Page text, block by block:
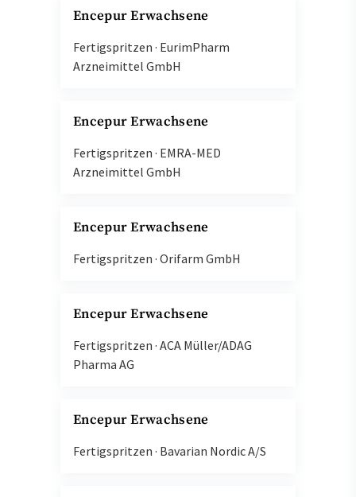
Encepur Erwachsene
Fertigspritzen · EurimPharm
Arzneimittel GmbH
Encepur Erwachsene
Fertigspritzen · EMRA-MED
Arzneimittel GmbH
Encepur Erwachsene
Fertigspritzen · Orifarm GmbH
Encepur Erwachsene
Fertigspritzen · ACA Müller/ADAG
Pharma AG
Encepur Erwachsene
Fertigspritzen · Bavarian Nordic A/S